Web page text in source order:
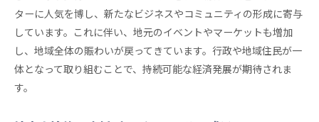
ターに人気を博し、新たなビジネスやコミュニティの形成に寄与
しています。これに伴い、地元のイベントやマーケットも増加
し、地域全体の賑わいが戻ってきています。行政や地域住民が一
体となって取り組むことで、持続可能な経済発展が期待されま
す。